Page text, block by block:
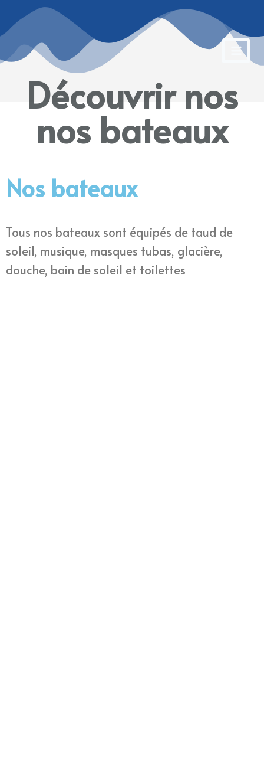
Découvrir nos
nos bateaux
Nos bateaux
Tous nos bateaux sont équipés de taud de
soleil, musique, masques tubas, glacière,
douche, bain de soleil et toilettes